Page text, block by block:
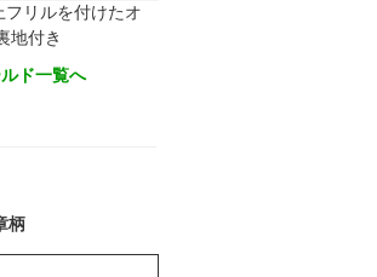
リルを付けたオ
地付き
ド一覧へ
柄